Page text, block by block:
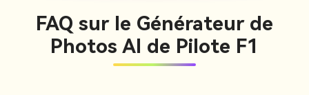
FAQ sur le Générateur de
Photos AI de Pilote F1